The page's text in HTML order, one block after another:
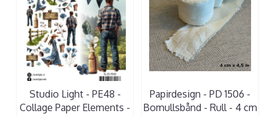
Studio Light - PE48 -
Collage Paper Elements -
Papirdesign - PD 1506 -
Bomullsbånd - Rull - 4 cm